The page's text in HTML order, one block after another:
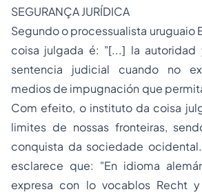
SEGURANÇA JURÍDICA
Segundo o processualista uruguaio
coisa julgada é: "[...] la
sentencia judicial cuando no
medios de impugnación que
Com efeito, o instituto da coisa
limites de nossas fronteiras,
conquista da sociedade
esclarece que: "En idioma
expresa con lo vocablos Recht